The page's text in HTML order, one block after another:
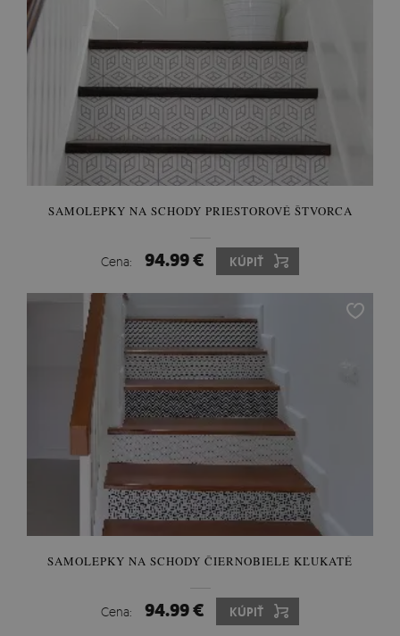
SAMOLEPKY NA SCHODY PRIESTOROVÉ ŠTVORCA
Cena: 94.99 € KÚPIŤ
SAMOLEPKY NA SCHODY ČIERNOBIELE KĽUKATÉ
Cena: 94.99 € KÚPIŤ